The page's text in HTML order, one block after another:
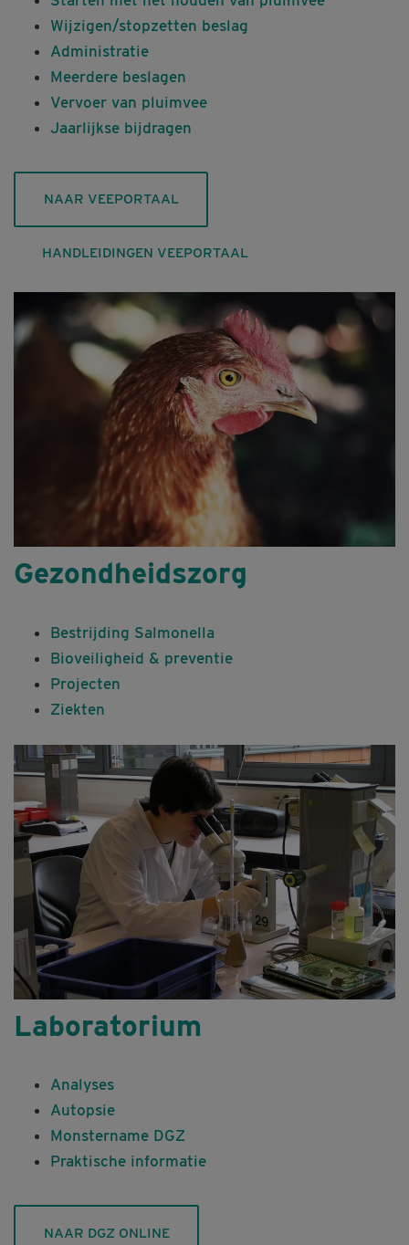
Wijzigen/stopzetten beslag
Administratie
Meerdere beslagen
Vervoer van pluimvee
Jaarlijkse bijdragen
NAAR VEEPORTAAL
HANDLEIDINGEN VEEPORTAAL
Gezondheidszorg
Bestrijding Salmonella
Bioveiligheid & preventie
Projecten
Ziekten
Laboratorium
Analyses
Autopsie
Monstername DGZ
Praktische informatie
NAAR DGZ ONLINE